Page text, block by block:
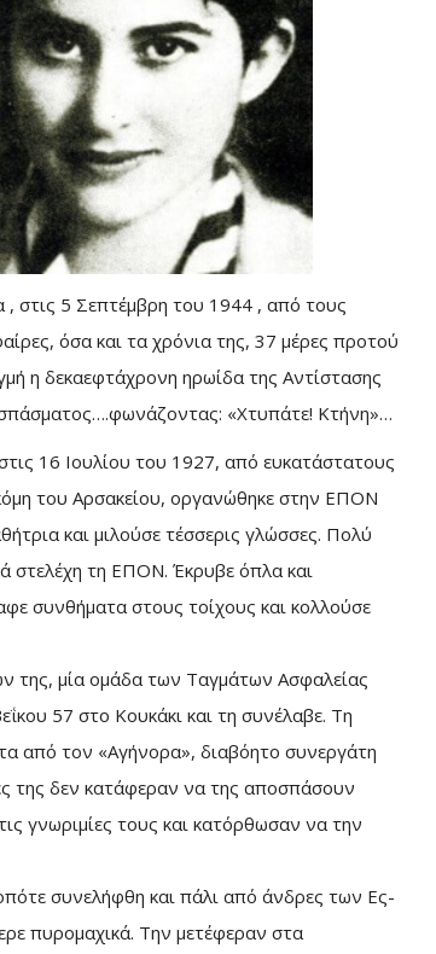
στις 5 Σεπτέμβρη του 1944 , από τους
όσα και τα χρόνια της, 37 μέρες προτού
η δεκαεφτάχρονη ηρωίδα της Αντίστασης
«Χτυπάτε! Κτήνη»…
16 Ιουλίου του 1927, από ευκατάστατους
του Αρσακείου, οργανώθηκε στην ΕΠΟΝ
και μιλούσε τέσσερις γλώσσες. Πολύ
στελέχη τη ΕΠΟΝ. Έκρυβε όπλα και
συνθήματα στους τοίχους και κολλούσε
της, μία ομάδα των Ταγμάτων Ασφαλείας
57 στο Κουκάκι και τη συνέλαβε. Τη
από τον «Αγήνορα», διαβόητο συνεργάτη
της δεν κατάφεραν να της αποσπάσουν
γνωριμίες τους και κατόρθωσαν να την
συνελήφθη και πάλι από άνδρες των Ες-
πυρομαχικά. Την μετέφεραν στα